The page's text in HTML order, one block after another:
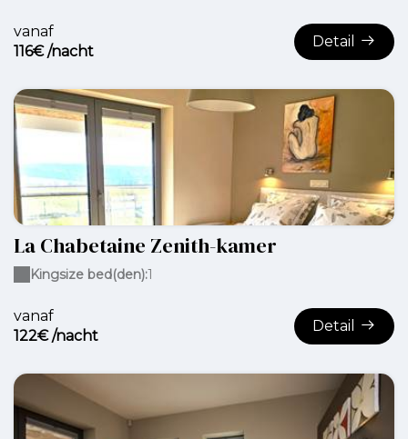
vanaf
116€ /nacht
Detail
La Chabetaine Zenith-kamer
vanaf
122€ /nacht
Detail
Kingsize bed(den):1